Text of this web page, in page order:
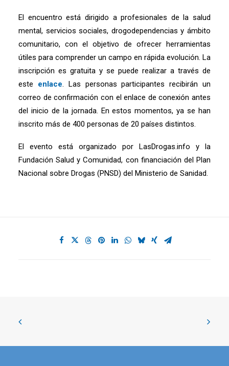
El encuentro está dirigido a profesionales de la salud
mental, servicios sociales, drogodependencias y ámbito
comunitario, con el objetivo de ofrecer herramientas
útiles para comprender un campo en rápida evolución. La
inscripción es gratuita y se puede realizar a través de
este enlace. Las personas participantes recibirán un
correo de confirmación con el enlace de conexión antes
del inicio de la jornada. En estos momentos, ya se han
inscrito más de 400 personas de 20 países distintos.
El evento está organizado por LasDrogas.info y la
Fundación Salud y Comunidad, con financiación del Plan
Nacional sobre Drogas (PNSD) del Ministerio de Sanidad.